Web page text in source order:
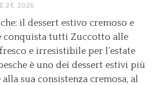
24, 2026
il dessert estivo cremoso e
conquista tutti Zuccotto alle
e irresistibile per l’estate
è uno dei dessert estivi più
sua consistenza cremosa, al